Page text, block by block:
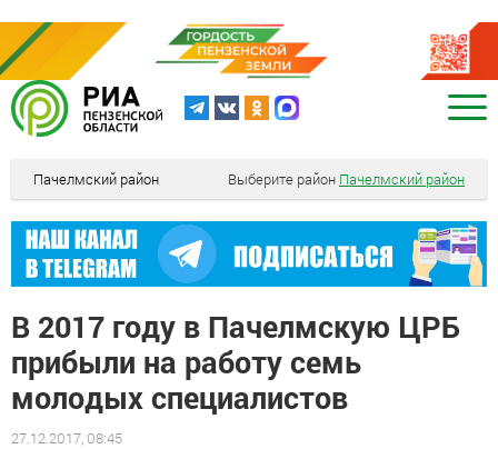
Пачелмский район Выберите район Пачелмский район
В 2017 году в Пачелмскую ЦРБ
прибыли на работу семь
молодых специалистов
27.12.2017, 08:45